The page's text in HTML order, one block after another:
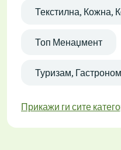
Текстилна, Кожна,
Топ Менаџмент
Туризам,
Прикажи ги сите